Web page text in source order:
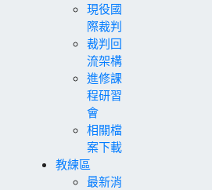
現役國
際裁判
裁判回
流架構
進修課
程研習
會
相關檔
案下載
教練區
最新消